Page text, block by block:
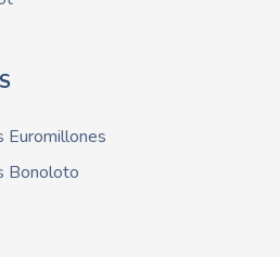
Euromillones
Bonoloto